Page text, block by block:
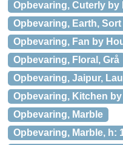
Opbevaring, Cuterly by
Opbevaring, Earth, Sort
Opbevaring, Fan by
Opbevaring, Floral, Grå
Opbevaring, Jaipur,
Opbevaring, Kitchen by
Opbevaring, Marble
Opbevaring, Marble, h: